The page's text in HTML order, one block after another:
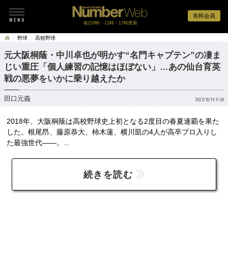
有料会員
毎日6時・11時・17時更新
野球 高校野球
元大阪桐蔭・中川卓也が明かす“名門キャプテン”の凄ま
じい重圧「個人練習の記憶はほぼない」…あの仙台育英
戦の悪夢をいかに乗り越えたか
田口元義 2022/10/18 11:00
2018年、大阪桐蔭は高校野球史上初となる2度目の春夏連覇を果た
した。根尾昂、藤原恭大、柿木蓮、横川凱の4人が高卒プロ入りし
た最強世代――。...
続きを読む